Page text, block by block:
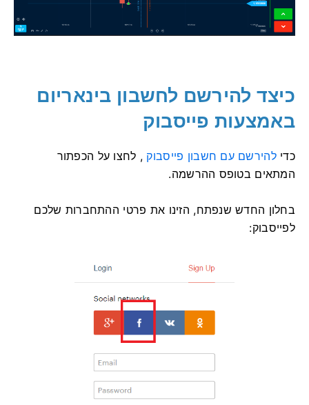
כיצד להירשם לחשבון בינאריום
באמצעות פייסבוק
כדילהירשם עם חשבון פייסבוק , לחצו על הכפתור
המתאים בטופס ההרשמה.
בחלון החדש שנפתח, הזינו את פרטי ההתחברות שלכם
לפייסבוק: